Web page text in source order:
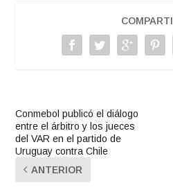
Conmebol publicó el diálogo
entre el árbitro y los jueces
del VAR en el partido de
Uruguay contra Chile
ANTERIOR